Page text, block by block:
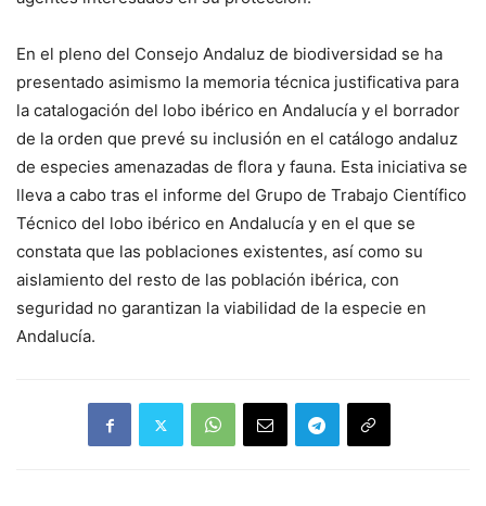
En el pleno del Consejo Andaluz de biodiversidad se ha
presentado asimismo la memoria técnica justificativa para
la catalogación del lobo ibérico en Andalucía y el borrador
de la orden que prevé su inclusión en el catálogo andaluz
de especies amenazadas de flora y fauna. Esta iniciativa se
lleva a cabo tras el informe del Grupo de Trabajo Científico
Técnico del lobo ibérico en Andalucía y en el que se
constata que las poblaciones existentes, así como su
aislamiento del resto de las población ibérica, con
seguridad no garantizan la viabilidad de la especie en
Andalucía.